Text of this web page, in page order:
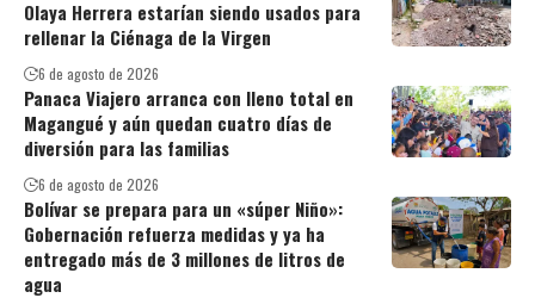
Olaya Herrera estarían siendo usados para
rellenar la Ciénaga de la Virgen
6 de agosto de 2026
Panaca Viajero arranca con lleno total en
Magangué y aún quedan cuatro días de
diversión para las familias
6 de agosto de 2026
Bolívar se prepara para un «súper Niño»:
Gobernación refuerza medidas y ya ha
entregado más de 3 millones de litros de
agua